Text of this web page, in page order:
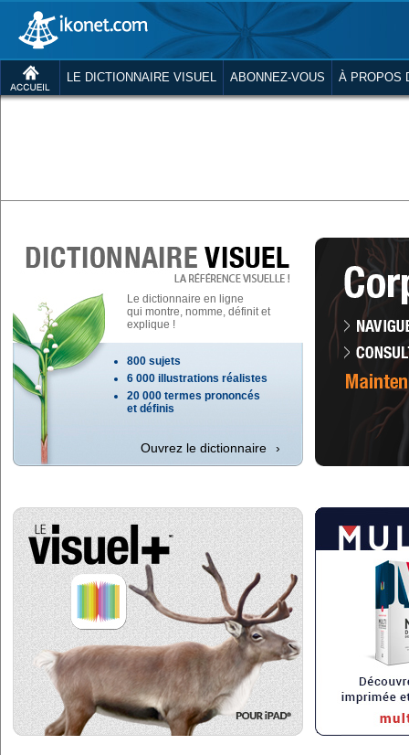
LE DICTIONNAIRE VISUEL ABONNEZ-VOUS À PROPOS
Ouvrez le dictionnaire ›
Le dictionnaire en ligne
qui montre, nomme, définit et
explique !
800 sujets
6 000 illustrations réalistes
20 000 termes prononcés
et définis